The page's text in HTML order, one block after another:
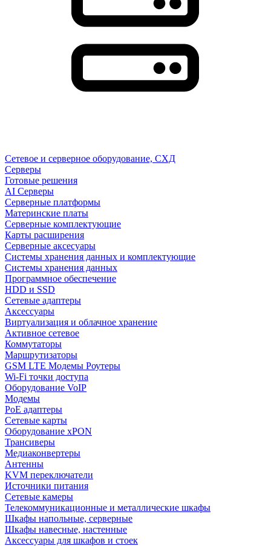
Сетевое и серверное оборудование, СХД
Cерверы
Готовые решения
AI Серверы
Серверные платформы
Материнские платы
Серверные комплектующие
Карты расширения
Серверные аксесуары
Системы хранения данных и комплектующие
Системы хранения данных
Программное обеспечение
HDD и SSD
Сетевые адаптеры
Аксессуары
Виртуализация и облачное хранение
Активное сетевое
Коммутаторы
Маршрутизаторы
GSM LTE Модемы Роутеры
Wi-Fi точки доступа
Оборудование VoIP
Модемы
PoE адаптеры
Сетевые карты
Оборудование xPON
Трансиверы
Медиаконвертеры
Антенны
KVM переключатели
Источники питания
Сетевые камеры
Телекоммуникационные и металлические шкафы
Шкафы напольные, серверные
Шкафы навесные, настенные
Аксессуары для шкафов и стоек